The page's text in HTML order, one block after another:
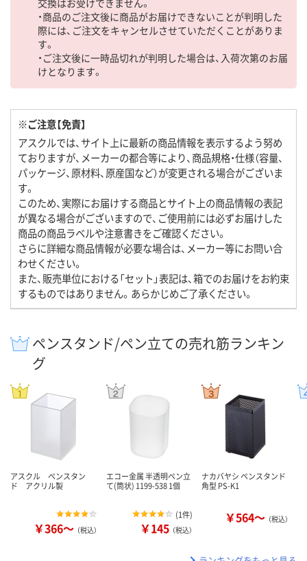
交換はお受けできません。
・商品のご注文後に商品がお届けできないことが判明した
際には、ご注文をキャンセルさせていただくことがありま
す。
・ご注文後に一時品切れが判明した場合は、入荷次第のお届
けとなります。
※ご注意【免責】
アスクルでは、サイト上に最新の商品情報を表示するよう努め
ておりますが、メーカーの都合等により、商品規格・仕様（容量、
パッケージ、原材料、原産国など）が変更される場合がございま
す。
このため、実際にお届けする商品とサイト上の商品情報の表記
が異なる場合がございますので、ご使用前には必ずお届けした
商品の商品ラベルや注意書きをご確認ください。
さらに詳細な商品情報が必要な場合は、メーカー等にお問い合
わせください。
また、販売単位における「セット」表記は、箱でのお届けをお約束
するものではありません。あらかじめご了承ください。
ペンスタンド/ペン立ての売れ筋ランキン
グ
アスクル ペンスタン
ド アクリル製
￥366～ （税込）
エコー金属 半透明ペン立
て(筒状) 1199-538 1個
(1件)
￥145 （税込）
ナカバヤシ ペンスタンド
角型 PS-K1
￥564～ （税込）